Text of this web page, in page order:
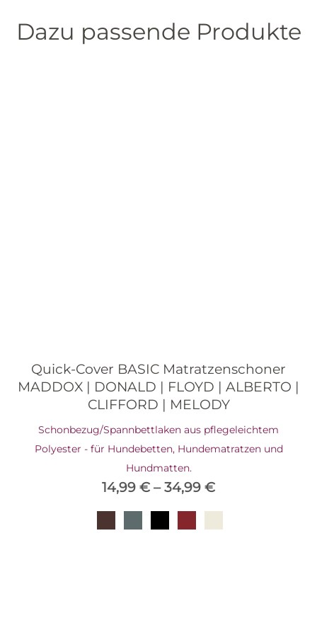
Dazu passende Produkte
Quick-Cover BASIC Matratzenschoner
MADDOX | DONALD | FLOYD | ALBERTO |
CLIFFORD | MELODY
Schonbezug/Spannbettlaken aus pflegeleichtem
Polyester - für Hundebetten, Hundematratzen und
Hundmatten.
14,99 € –34,99 €